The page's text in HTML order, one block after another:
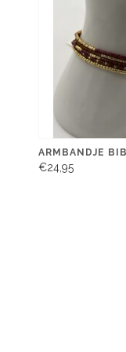
ARMBANDJE
€24,95